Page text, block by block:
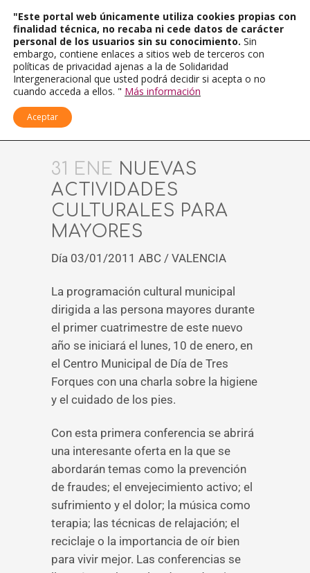
31 ENE NUEVAS
ACTIVIDADES
CULTURALES PARA
MAYORES
Día 03/01/2011 ABC / VALENCIA
La programación cultural municipal
dirigida a las persona mayores durante
el primer cuatrimestre de este nuevo
año se iniciará el lunes, 10 de enero, en
el Centro Municipal de Día de Tres
Forques con una charla sobre la higiene
y el cuidado de los pies.
Con esta primera conferencia se abrirá
una interesante oferta en la que se
abordarán temas como la prevención
de fraudes; el envejecimiento activo; el
sufrimiento y el dolor; la música como
terapia; las técnicas de relajación; el
reciclaje o la importancia de oír bien
para vivir mejor. Las conferencias se
"Este portal web únicamente utiliza cookies propias con
finalidad técnica, no recaba ni cede datos de carácter
personal de los usuarios sin su conocimiento. Sin
embargo, contiene enlaces a sitios web de terceros con
políticas de privacidad ajenas a la de Solidaridad
Intergeneracional que usted podrá decidir si acepta o no
cuando acceda a ellos. " Más información
Aceptar